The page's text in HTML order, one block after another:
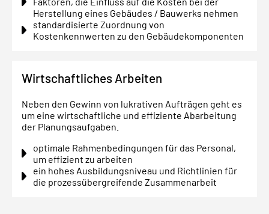
Herstellung eines Gebäudes / Bauwerks nehmen
standardisierte Zuordnung von
Kostenkennwerten zu den Gebäudekomponenten
Wirtschaftliches Arbeiten
Neben den Gewinn von lukrativen Aufträgen geht es
um eine wirtschaftliche und effiziente Abarbeitung
der Planungsaufgaben.
optimale Rahmenbedingungen für das Personal,
um effizient zu arbeiten
ein hohes Ausbildungsniveau und Richtlinien für
die prozessübergreifende Zusammenarbeit